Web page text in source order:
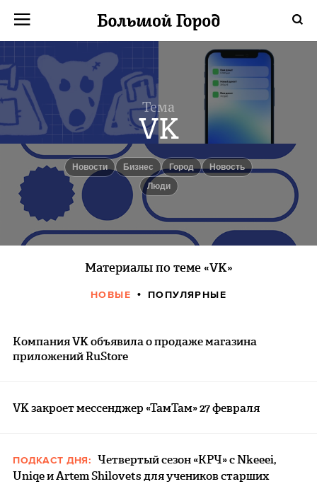
Тема
VK
новости бизнес город
Новость
люди
Материалы по теме «VK»
НОВЫЕ ПОПУЛЯРНЫЕ
Компания VK объявила о продаже магазина
приложений RuStore
VK закроет мессенджер «ТамТам» 27 февраля
ПОДКАСТ ДНЯ: Четвертый сезон «КРЧ» с Nkeeei,
Uniqe и Artem Shilovets для учеников старших